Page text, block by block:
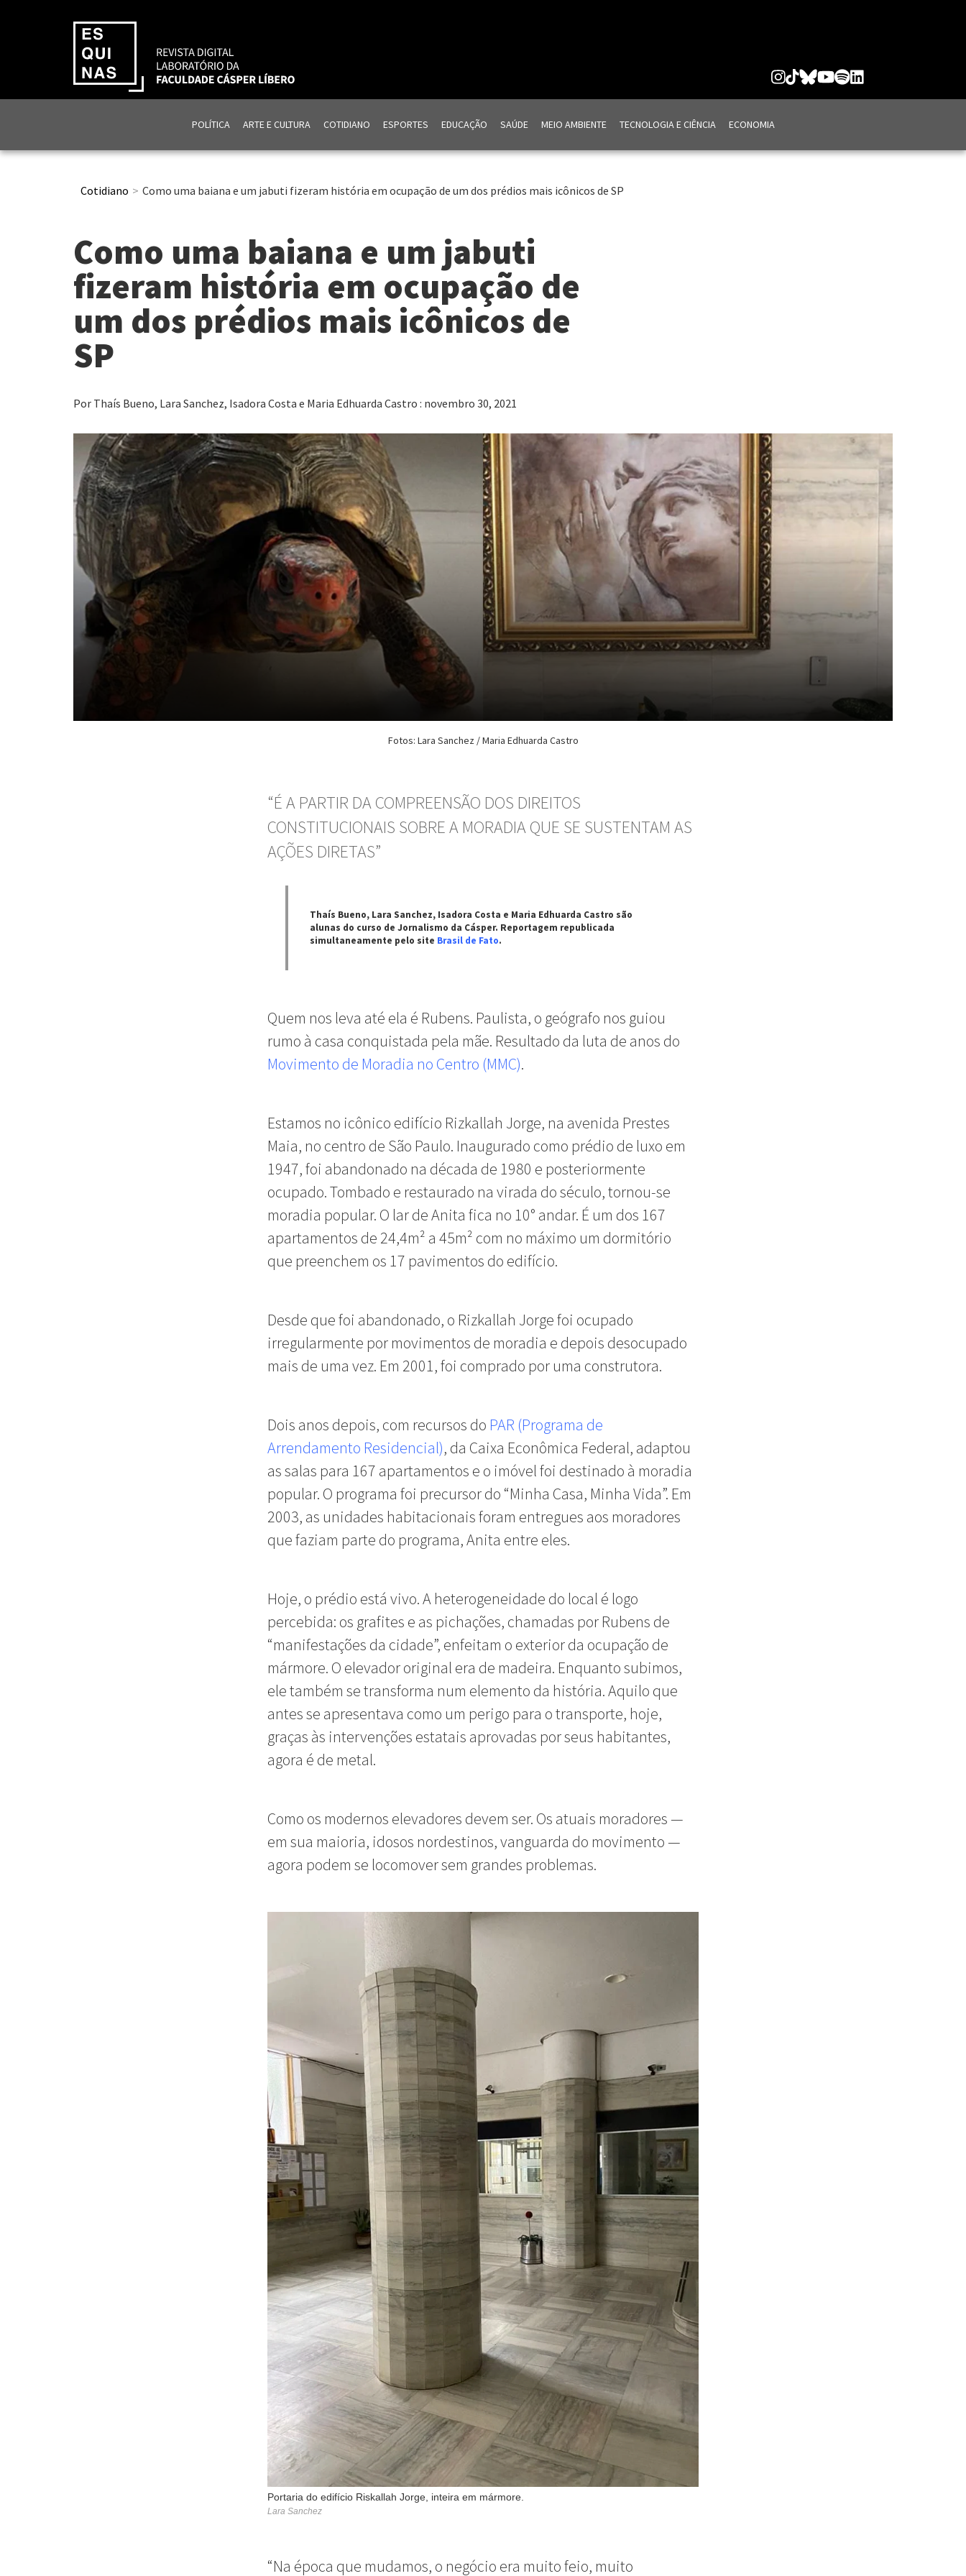
POLÍTICA ARTE E CULTURA COTIDIANO ESPORTES EDUCAÇÃO SAÚDE MEIO AMBIENTE TECNOLOGIA E CIÊNCIA ECONOMIA
Cotidiano Como uma baiana e um jabuti fizeram história em ocupação de um dos prédios mais icônicos de SP
Como uma baiana e um jabuti
fizeram história em ocupação de
um dos prédios mais icônicos de
SP
Por Thaís Bueno, Lara Sanchez, Isadora Costa e Maria Edhuarda Castro : novembro 30, 2021
Fotos: Lara Sanchez / Maria Edhuarda Castro
“É A PARTIR DA COMPREENSÃO DOS DIREITOS
CONSTITUCIONAIS SOBRE A MORADIA QUE SE SUSTENTAM AS
AÇÕES DIRETAS”
Thaís Bueno, Lara Sanchez, Isadora Costa e Maria Edhuarda Castro são
alunas do curso de Jornalismo da Cásper. Reportagem republicada
simultaneamente pelo site Brasil de Fato.
Quem nos leva até ela é Rubens. Paulista, o geógrafo nos guiou
rumo à casa conquistada pela mãe. Resultado da luta de anos do
Movimento de Moradia no Centro (MMC).
Estamos no icônico edifício Rizkallah Jorge, na avenida Prestes
Maia, no centro de São Paulo. Inaugurado como prédio de luxo em
1947, foi abandonado na década de 1980 e posteriormente
ocupado. Tombado e restaurado na virada do século, tornou-se
moradia popular. O lar de Anita fica no 10° andar. É um dos 167
apartamentos de 24,4m² a 45m² com no máximo um dormitório
que preenchem os 17 pavimentos do edifício.
Desde que foi abandonado, o Rizkallah Jorge foi ocupado
irregularmente por movimentos de moradia e depois desocupado
mais de uma vez. Em 2001, foi comprado por uma construtora.
Dois anos depois, com recursos do PAR (Programa de
Arrendamento Residencial), da Caixa Econômica Federal, adaptou
as salas para 167 apartamentos e o imóvel foi destinado à moradia
popular. O programa foi precursor do “Minha Casa, Minha Vida”. Em
2003, as unidades habitacionais foram entregues aos moradores
que faziam parte do programa, Anita entre eles.
Hoje, o prédio está vivo. A heterogeneidade do local é logo
percebida: os grafites e as pichações, chamadas por Rubens de
“manifestações da cidade”, enfeitam o exterior da ocupação de
mármore. O elevador original era de madeira. Enquanto subimos,
ele também se transforma num elemento da história. Aquilo que
antes se apresentava como um perigo para o transporte, hoje,
graças às intervenções estatais aprovadas por seus habitantes,
agora é de metal.
Como os modernos elevadores devem ser. Os atuais moradores —
em sua maioria, idosos nordestinos, vanguarda do movimento —
agora podem se locomover sem grandes problemas.
Portaria do edifício Riskallah Jorge, inteira em mármore.
Lara Sanchez
“Na época que mudamos, o negócio era muito feio, muito